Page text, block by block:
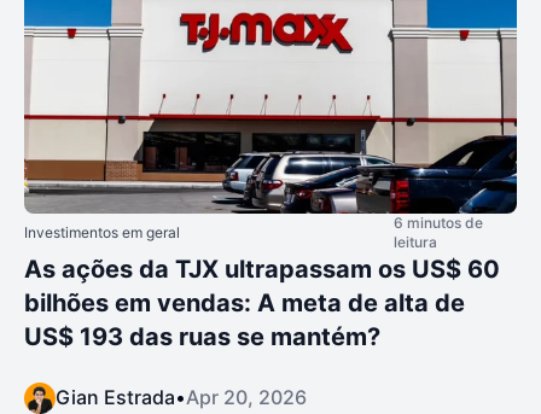
Investimentos em geral
6 minutos de
leitura
As ações da TJX ultrapassam os US$ 60
bilhões em vendas: A meta de alta de
US$ 193 das ruas se mantém?
Gian Estrada•Apr 20, 2026